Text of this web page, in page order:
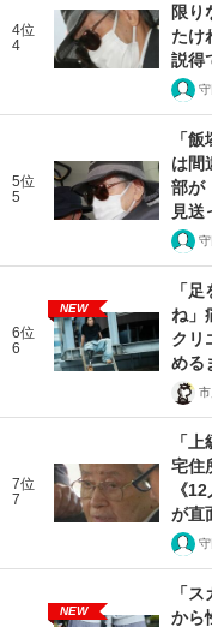
4位
4
限り
たけ
説得
5位
5
「
は間
部が
見送
6位
6
NEW
「
ね」
クリ
める
7位
7
「
宅住
《
が直
NEW
「
から